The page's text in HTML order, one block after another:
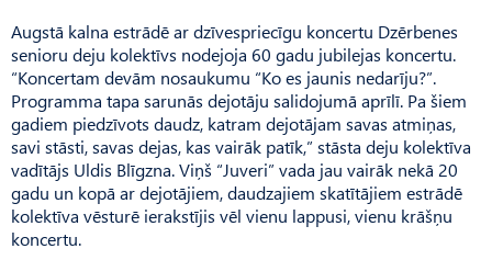
Augstā kalna estrādē ar dzīvespriecīgu koncertu Dzēr­benes
senioru deju kolektīvs nodejoja 60 gadu jubilejas koncertu.
“Koncertam devām nosaukumu “Ko es jaunis nedarīju?”.
Programma tapa sarunās dejotāju salidojumā aprīlī. Pa šiem
gadiem piedzīvots daudz, katram dejotājam savas atmiņas,
savi stāsti, savas dejas, kas vairāk patīk,” stāsta deju kolektīva
vadītājs Uldis Blīgzna. Viņš “Juveri” vada jau vairāk nekā 20
gadu un kopā ar dejotājiem, daudzajiem skatītājiem estrādē
kolektīva vēsturē ierakstījis vēl vienu lappusi, vienu krāšņu
koncertu.